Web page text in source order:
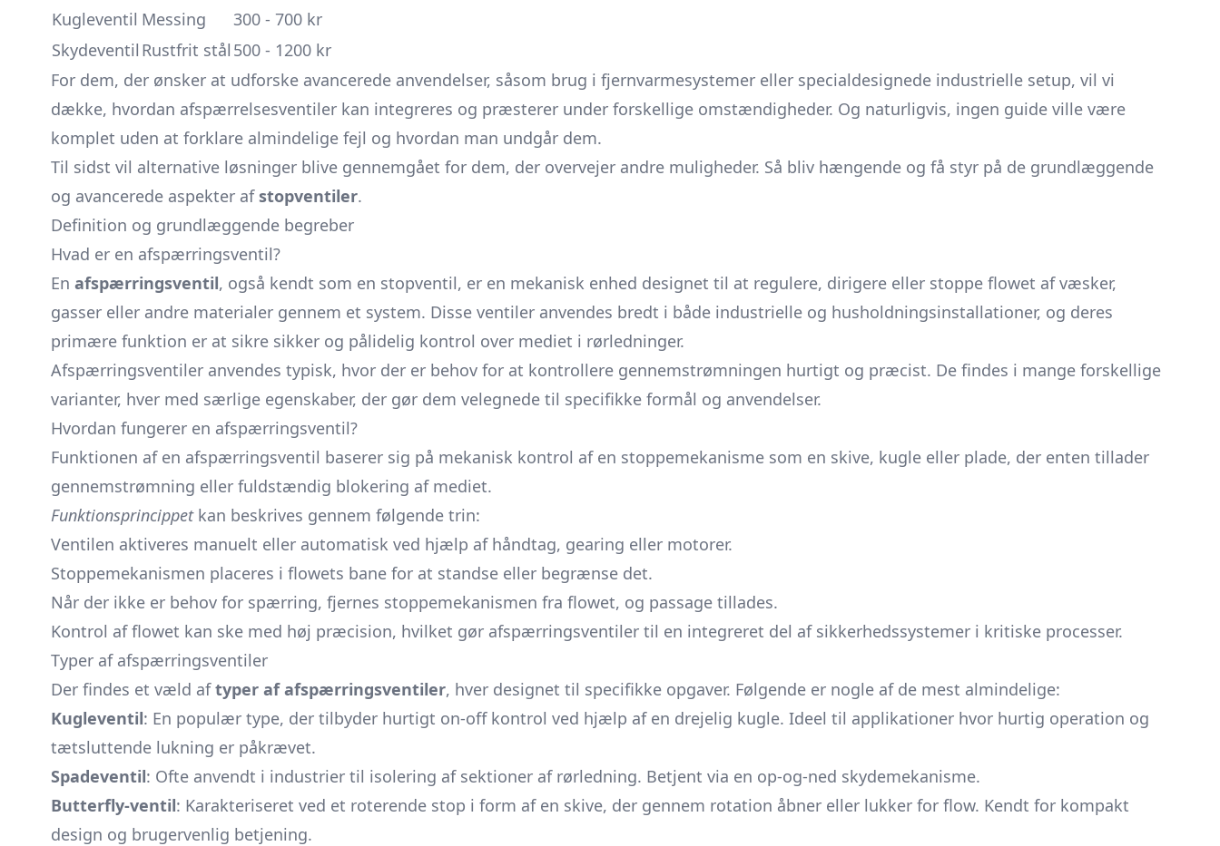
Kugleventil Messing
300 - 700 kr
Skydeventil Rustfrit stål 500 - 1200 kr
For dem, der ønsker at udforske avancerede anvendelser, såsom brug i fjernvarmesystemer eller specialdesignede industrielle setup, vil vi
dække, hvordan afspærrelsesventiler kan integreres og præsterer under forskellige omstændigheder. Og naturligvis, ingen guide ville være
komplet uden at forklare almindelige fejl og hvordan man undgår dem.
Til sidst vil alternative løsninger blive gennemgået for dem, der overvejer andre muligheder. Så bliv hængende og få styr på de grundlæggende
og avancerede aspekter afstopventiler.
Definition og grundlæggende begreber
Hvad er en afspærringsventil?
En afspærringsventil, også kendt som en stopventil, er en mekanisk enhed designet til at regulere, dirigere eller stoppe flowet af væsker,
gasser eller andre materialer gennem et system. Disse ventiler anvendes bredt i både industrielle og husholdningsinstallationer, og deres
primære funktion er at sikre sikker og pålidelig kontrol over mediet i rørledninger.
Afspærringsventiler anvendes typisk, hvor der er behov for at kontrollere gennemstrømningen hurtigt og præcist. De findes i mange forskellige
varianter, hver med særlige egenskaber, der gør dem velegnede til specifikke formål og anvendelser.
Hvordan fungerer en afspærringsventil?
Funktionen af en afspærringsventil baserer sig på mekanisk kontrol af en stoppemekanisme som en skive, kugle eller plade, der enten tillader
gennemstrømning eller fuldstændig blokering af mediet.
Funktionsprincippetkan beskrives gennem følgende trin:
Ventilen aktiveres manuelt eller automatisk ved hjælp af håndtag, gearing eller motorer.
Stoppemekanismen placeres i flowets bane for at standse eller begrænse det.
Når der ikke er behov for spærring, fjernes stoppemekanismen fra flowet, og passage tillades.
Kontrol af flowet kan ske med høj præcision, hvilket gør afspærringsventiler til en integreret del af sikkerhedssystemer i kritiske processer.
Typer af afspærringsventiler
Der findes et væld aftyper af afspærringsventiler, hver designet til specifikke opgaver. Følgende er nogle af de mest almindelige:
Kugleventil: En populær type, der tilbyder hurtigt on-off kontrol ved hjælp af en drejelig kugle. Ideel til applikationer hvor hurtig operation og
tætsluttende lukning er påkrævet.
Spadeventil: Ofte anvendt i industrier til isolering af sektioner af rørledning. Betjent via en op-og-ned skydemekanisme.
Butterfly-ventil: Karakteriseret ved et roterende stop i form af en skive, der gennem rotation åbner eller lukker for flow. Kendt for kompakt
design og brugervenlig betjening.